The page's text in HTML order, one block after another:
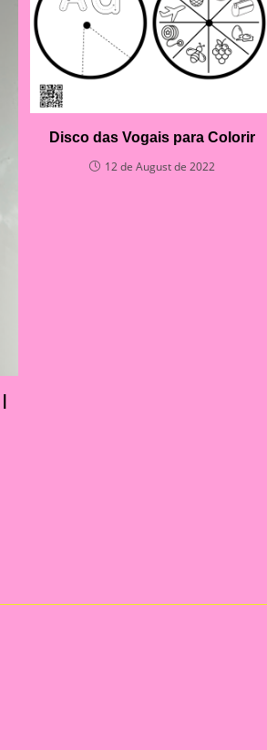
Disco das Vogais para Colorir
12 de August de 2022